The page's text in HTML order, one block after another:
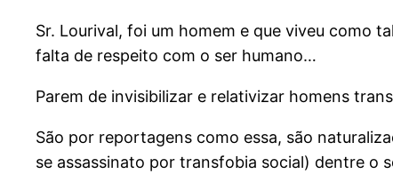
Sr. Lourival, foi um homem e que viveu como
falta de respeito com o ser humano…
Parem de invisibilizar e relativizar homens
São por reportagens como essa, são
se assassinato por transfobia social) dentre o